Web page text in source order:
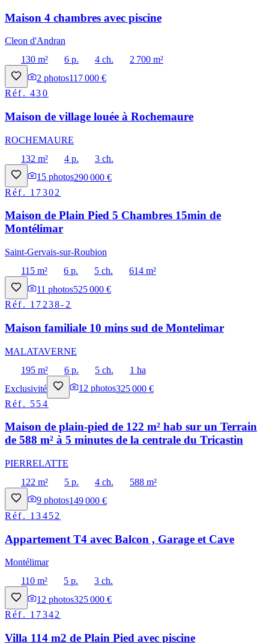
Maison 4 chambres avec piscine
Cleon d'Andran
130 m²
6 p. 4 ch.
2 700 m²
2 photos117 000 €
Réf.430
Maison de village louée à Rochemaure
ROCHEMAURE
132 m²
4 p.
3 ch.
15 photos290 000 €
Réf. 17302
Maison de Plain Pied 5 Chambres 15min de
Montélimar
Saint-Gervais-sur-Roubion
115 m²
6 p. 5 ch.
614 m²
11 photos525 000 €
Réf. 17238-2
Maison familiale 10 mins sud de Montelimar
MALATAVERNE
195 m²
6 p. 5 ch.
1 ha
Exclusivité
12 photos325 000 €
Réf. 554
Maison de plain-pied de 122 m² hab sur un Terrain
de 588 m² à 5 minutes de la centrale du Tricastin
PIERRELATTE
122 m²
5 p. 4 ch.
588 m²
9 photos149 000 €
Réf. 13452
Appartement T4 avec Balcon , Garage et Cave
Montélimar
110 m²
5 p.
3 ch.
12 photos325 000 €
Réf. 17342
Villa 114 m2 de Plain Pied avec piscine